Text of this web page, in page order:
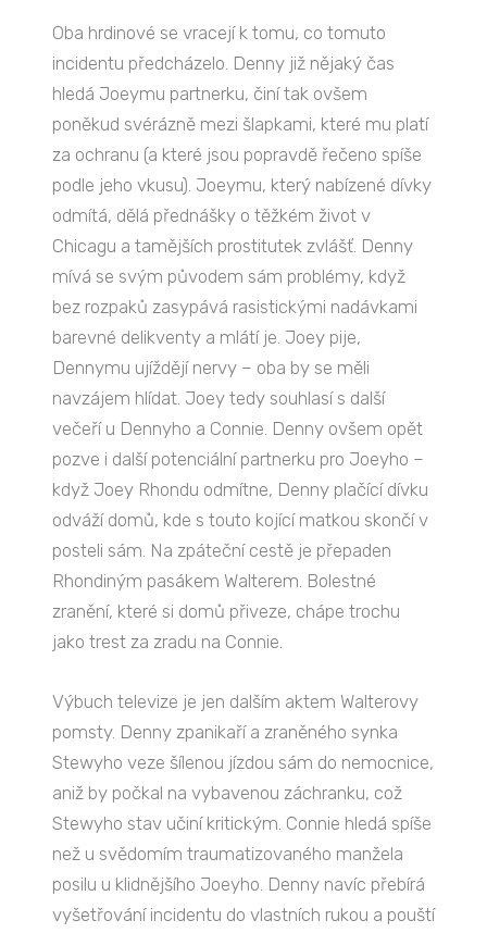
Oba hrdinové se vracejí k tomu, co tomuto
incidentu předcházelo. Denny již nějaký čas
hledá Joeymu partnerku, činí tak ovšem
poněkud svérázně mezi šlapkami, které mu platí
za ochranu (a které jsou popravdě řečeno spíše
podle jeho vkusu). Joeymu, který nabízené dívky
odmítá, dělá přednášky o těžkém život v
Chicagu a tamějších prostitutek zvlášť. Denny
mívá se svým původem sám problémy, když
bez rozpaků zasypává rasistickými nadávkami
barevné delikventy a mlátí je. Joey pije,
Dennymu ujíždějí nervy – oba by se měli
navzájem hlídat. Joey tedy souhlasí s další
večeří u Dennyho a Connie. Denny ovšem opět
pozve i další potenciální partnerku pro Joeyho –
když Joey Rhondu odmítne, Denny plačící dívku
odváží domů, kde s touto kojící matkou skončí v
posteli sám. Na zpáteční cestě je přepaden
Rhondiným pasákem Walterem. Bolestné
zranění, které si domů přiveze, chápe trochu
jako trest za zradu na Connie.
Výbuch televize je jen dalším aktem Walterovy
pomsty. Denny zpanikaří a zraněného synka
Stewyho veze šílenou jízdou sám do nemocnice,
aniž by počkal na vybavenou záchranku, což
Stewyho stav učiní kritickým. Connie hledá spíše
než u svědomím traumatizovaného manžela
posilu u klidnějšího Joeyho. Denny navíc přebírá
vyšetřování incidentu do vlastních rukou a pouští